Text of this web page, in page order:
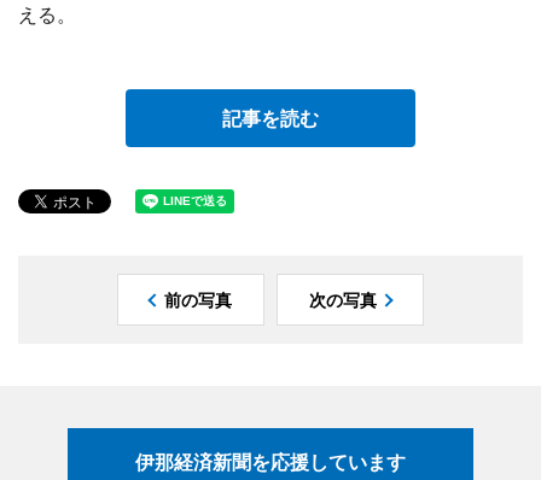
える。
記事を読む
前の写真 次の写真
伊那経済新聞を応援しています